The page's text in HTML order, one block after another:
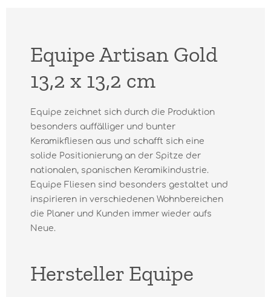
Equipe Artisan Gold
13,2 x 13,2 cm
Equipe zeichnet sich durch die Produktion
besonders auffälliger und bunter
Keramikfliesen aus und schafft sich eine
solide Positionierung an der Spitze der
nationalen, spanischen Keramikindustrie.
Equipe Fliesen sind besonders gestaltet und
inspirieren in verschiedenen Wohnbereichen
die Planer und Kunden immer wieder aufs
Neue.
Hersteller Equipe